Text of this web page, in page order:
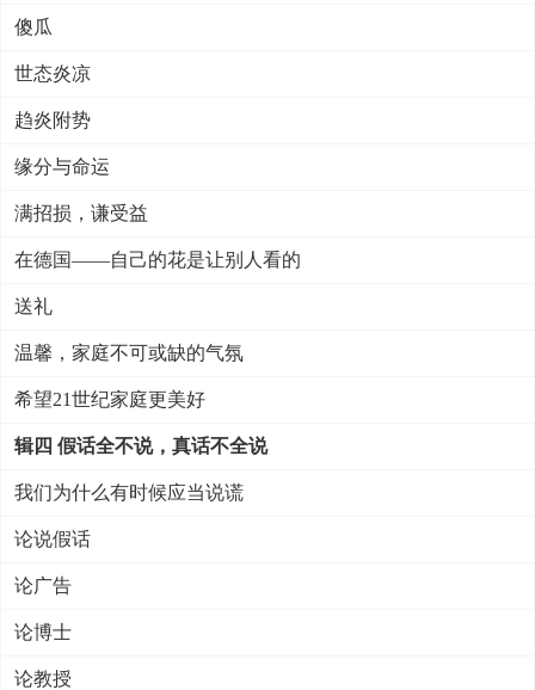
傻瓜
世态炎凉
趋炎附势
缘分与命运
满招损，谦受益
在德国——自己的花是让别人看的
送礼
温馨，家庭不可或缺的气氛
希望21世纪家庭更美好
辑四 假话全不说，真话不全说
我们为什么有时候应当说谎
论说假话
论广告
论博士
论教授